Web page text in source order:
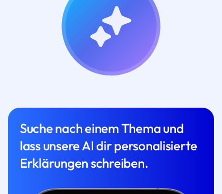
Suche nach einem Thema und
lass unsere AI dir personalisierte
Erklärungen schreiben.